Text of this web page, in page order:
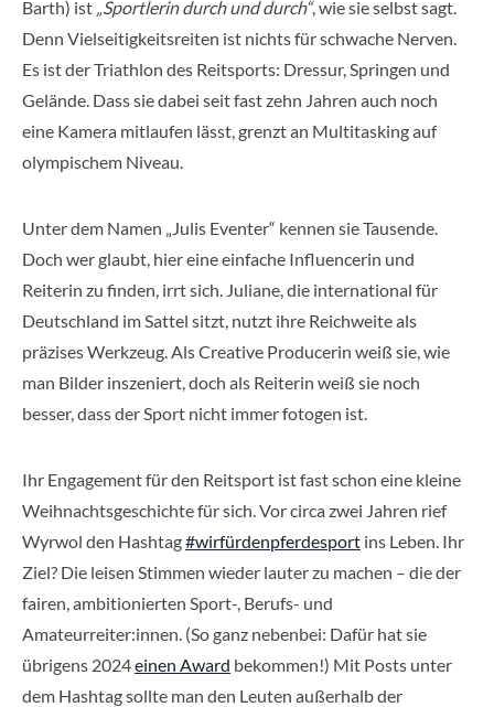
Barth) ist „Sportlerin durch und durch“, wie sie selbst sagt.
Denn Vielseitigkeitsreiten ist nichts für schwache Nerven.
Es ist der Triathlon des Reitsports: Dressur, Springen und
Gelände. Dass sie dabei seit fast zehn Jahren auch noch
eine Kamera mitlaufen lässt, grenzt an Multitasking auf
olympischem Niveau.
Unter dem Namen „Julis Eventer“ kennen sie Tausende.
Doch wer glaubt, hier eine einfache Influencerin und
Reiterin zu finden, irrt sich. Juliane, die international für
Deutschland im Sattel sitzt, nutzt ihre Reichweite als
präzises Werkzeug. Als Creative Producerin weiß sie, wie
man Bilder inszeniert, doch als Reiterin weiß sie noch
besser, dass der Sport nicht immer fotogen ist.
Ihr Engagement für den Reitsport ist fast schon eine kleine
Weihnachtsgeschichte für sich. Vor circa zwei Jahren rief
Wyrwol den Hashtag#wirfürdenpferdesport ins Leben. Ihr
Ziel? Die leisen Stimmen wieder lauter zu machen – die der
fairen, ambitionierten Sport-, Berufs- und
Amateurreiter:innen. (So ganz nebenbei: Dafür hat sie
übrigens 2024einen Award bekommen!) Mit Posts unter
dem Hashtag sollte man den Leuten außerhalb der